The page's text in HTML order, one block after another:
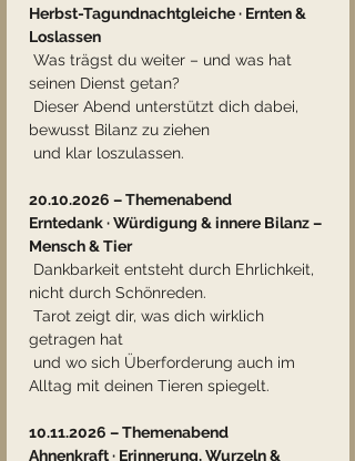
Herbst-Tagundnachtgleiche · Ernten &
Loslassen
seinen Dienst getan?
bewusst Bilanz zu ziehen
und klar loszulassen.
20.10.2026 – Themenabend
Erntedank · Würdigung & innere Bilanz –
Mensch & Tier
nicht durch Schönreden.
getragen hat
Alltag mit deinen Tieren spiegelt.
10.11.2026 – Themenabend
Ahnenkraft · Erinnerung, Wurzeln &